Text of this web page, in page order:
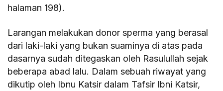
halaman 198).
Larangan melakukan donor sperma yang berasal
dari laki-laki yang bukan suaminya di atas pada
dasarnya sudah ditegaskan oleh Rasulullah sejak
beberapa abad lalu. Dalam sebuah riwayat yang
dikutip oleh Ibnu Katsir dalam Tafsir Ibni Katsir,